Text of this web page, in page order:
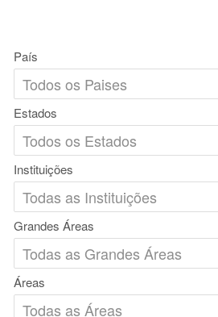
País
Estados
Instituições
Grandes Áreas
Áreas